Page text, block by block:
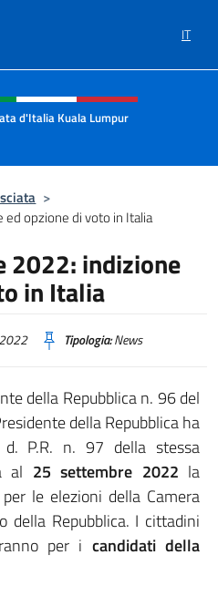
IT
social e menù
d'Italia Kuala Lumpur
>
opzione di voto in Italia
2022: indizione
in Italia
Tipologia:News
della Repubblica n. 96 del
della Repubblica ha
P.R. n. 97 della stessa
al 25 settembre 2022 la
le elezioni della Camera
della Repubblica. I cittadini
per i candidati della